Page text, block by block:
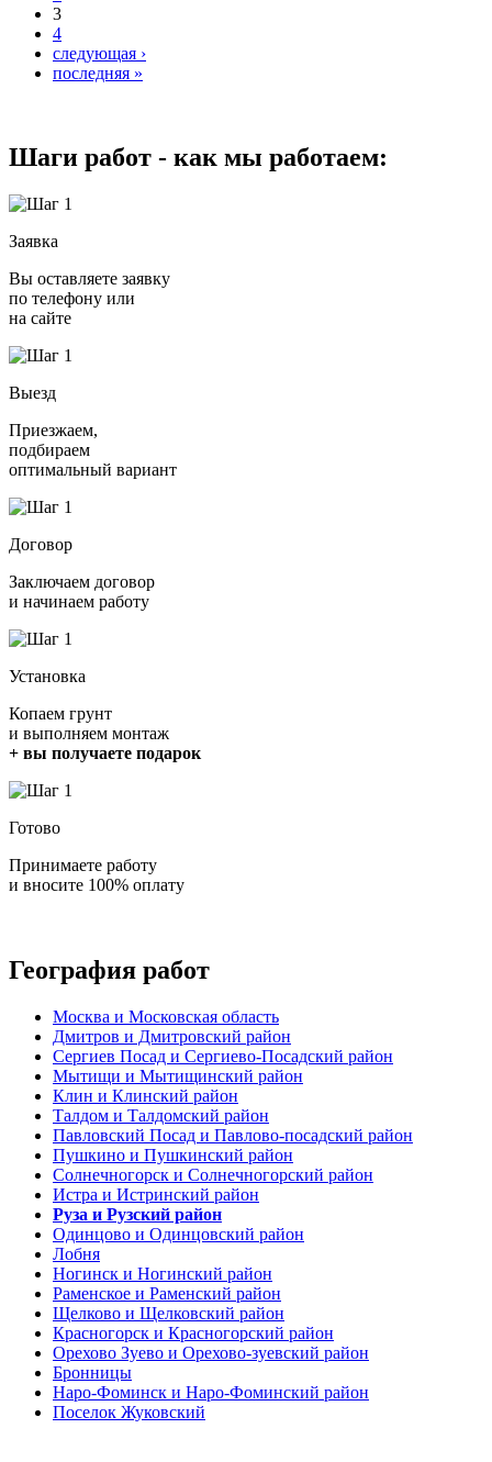
3
4
следующая ›
последняя »
Шаги работ - как мы работаем:
Заявка
Вы оставляете заявку
по телефону или
на сайте
Выезд
Приезжаем,
подбираем
оптимальный вариант
Договор
Заключаем договор
и начинаем работу
Установка
Копаем грунт
и выполняем монтаж
+ вы получаете подарок
Готово
Принимаете работу
и вносите 100% оплату
География работ
Москва и Московская область
Дмитров и Дмитровский район
Сергиев Посад и Сергиево-Посадский район
Мытищи и Мытищинский район
Клин и Клинский район
Талдом и Талдомский район
Павловский Посад и Павлово-посадский район
Пушкино и Пушкинский район
Солнечногорск и Солнечногорский район
Истра и Истринский район
Руза и Рузский район
Одинцово и Одинцовский район
Лобня
Ногинск и Ногинский район
Раменское и Раменский район
Щелково и Щелковский район
Красногорск и Красногорский район
Орехово Зуево и Орехово-зуевский район
Бронницы
Наро-Фоминск и Наро-Фоминский район
Поселок Жуковский